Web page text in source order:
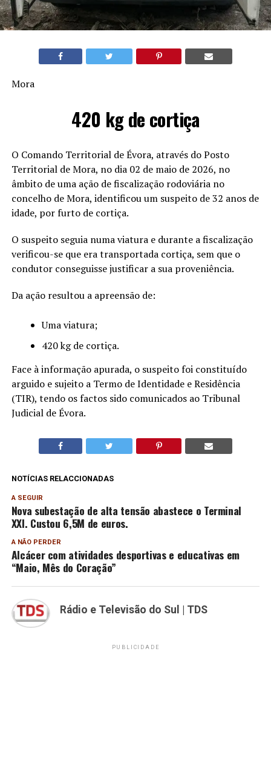
Mora
420 kg de cortiça
O Comando Territorial de Évora, através do Posto
Territorial de Mora, no dia 02 de maio de 2026, no
âmbito de uma ação de fiscalização rodoviária no
concelho de Mora, identificou um suspeito de 32 anos de
idade, por furto de cortiça.
O suspeito seguia numa viatura e durante a fiscalização
verificou-se que era transportada cortiça, sem que o
condutor conseguisse justificar a sua proveniência.
Da ação resultou a apreensão de:
Uma viatura;
420 kg de cortiça.
Face à informação apurada, o suspeito foi constituído
arguido e sujeito a Termo de Identidade e Residência
(TIR), tendo os factos sido comunicados ao Tribunal
Judicial de Évora.
NOTÍCIAS RELACCIONADAS
A SEGUIR
Nova subestação de alta tensão abastece o Terminal
XXI. Custou 6,5M de euros.
A NÃO PERDER
Alcácer com atividades desportivas e educativas em
“Maio, Mês do Coração”
Rádio e Televisão do Sul | TDS
PUBLICIDADE